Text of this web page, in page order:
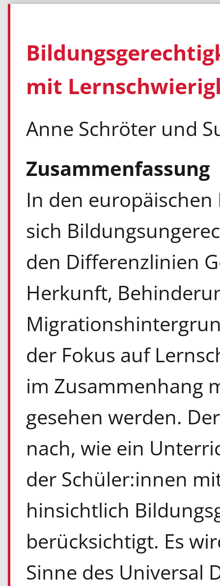
mit
Anne Schröter und
Zusammenfassung
In den
sich
den Differenzlinien
Herkunft,
der Fokus auf
im Zusammenhang
gesehen werden.
nach, wie ein
der Schüler:innen
hinsichtlich
berücksichtigt. Es
Sinne des Universal